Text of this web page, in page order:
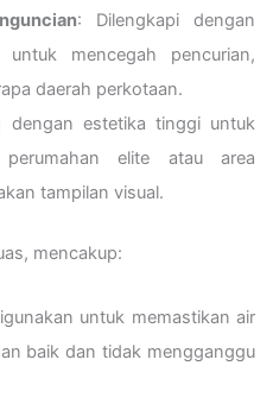
: Dilengkapi dengan
untuk mencegah pencurian,
daerah perkotaan.
dengan estetika tinggi untuk
elite atau area
tampilan visual.
mencakup:
untuk memastikan air
baik dan tidak mengganggu